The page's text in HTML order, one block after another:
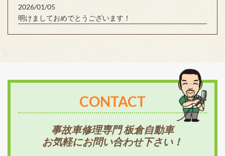
2026/01/05
明けましておめでとうございます！
CONTACT
事故車修理専門 板倉自動車
お気軽にお問い合わせ下さい！